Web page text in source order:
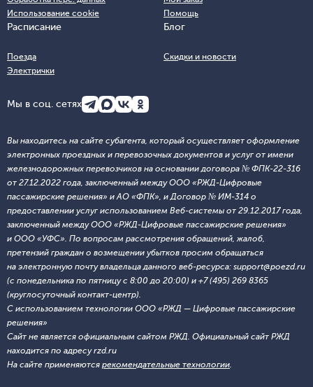
Использование cookie
Помощь
Расписание
Поезда
Электрички
Блог
Скидки и новости
Мы в соц. сетях
Вы находитесь на сайте субагента, который осуществляет оформление
электронных проездных и перевозочных документов и услуг от имени
железнодорожных перевозчиков на основании договора № ФПК-22-316
от 27.12.2022 года, заключенный между ООО «РЖД-Цифровые
пассажирские решения» и АО «ФПК», и Договор № ИМ-314 о
предоставлении услуг использованием Веб-системы от 29.12.2017 года,
заключенный между ООО «РЖД-Цифровые пассажирские решения»
и ООО «УФС». По вопросам рассмотрения обращений, жалоб,
претензий граждан о возмещении убытков просим обращаться
на электронную почту владельца данного веб-ресурса: support@poezd.ru
(с понедельника по пятницу с 8:00 до 20:00) и +7 (495) 269 8365
(круглосуточный контакт-центр).
С использованием технологии ООО «РЖД — Цифровые пассажирские
решения»
Сайт не является официальным сайтом РЖД. Официальный сайт РЖД
находится по адресу rzd.ru
На сайте применяются рекомендательные технологии.